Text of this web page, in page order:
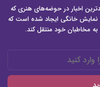
اخبار در حوضه‌های هنری که
و نمایش خانگی ایجاد شده است که
به مخاطبان خود منتقل کند.